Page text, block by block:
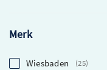
Merk
Wiesbaden 25